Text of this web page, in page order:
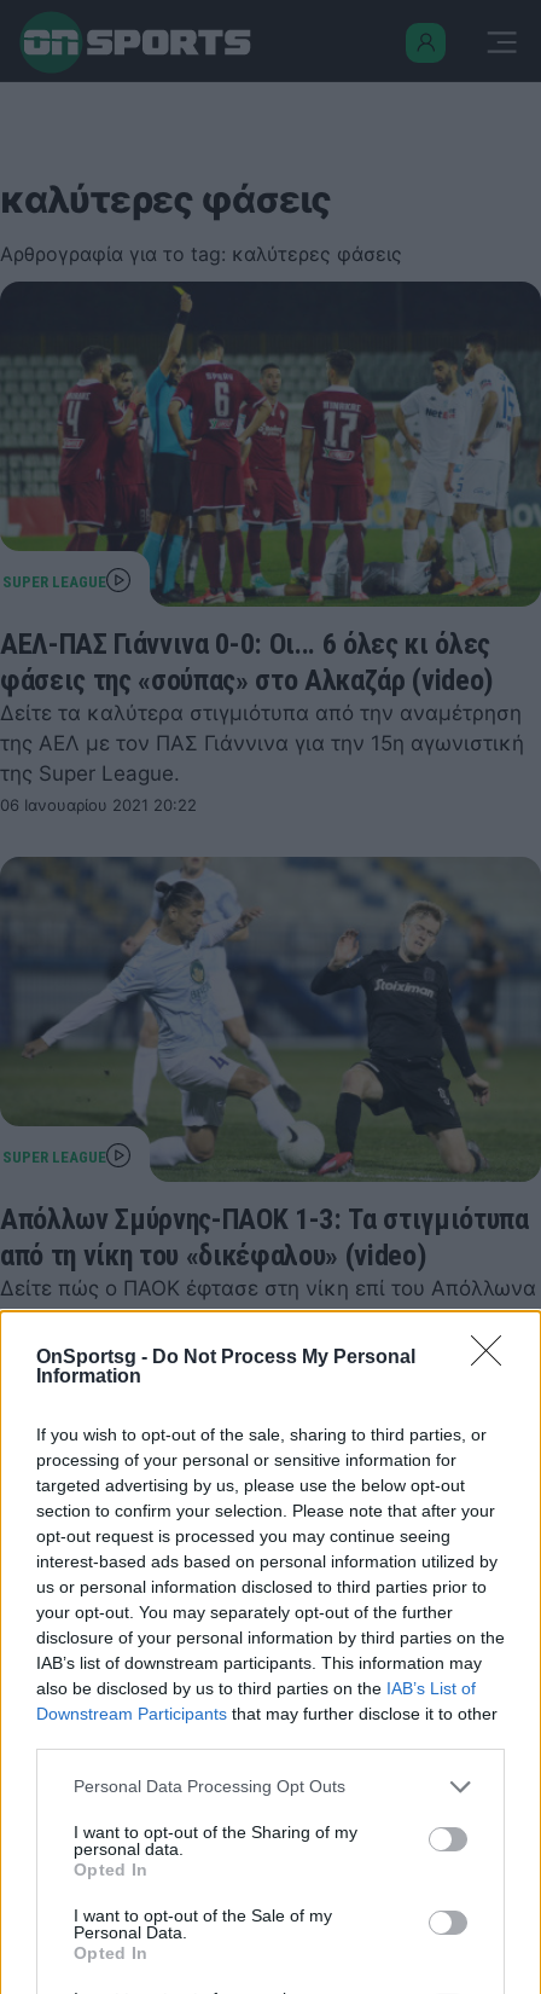
OnSportsg - Do Not Process My Personal
Information
If you wish to opt-out of the sale, sharing to third parties, or
processing of your personal or sensitive information for
targeted advertising by us, please use the below opt-out
section to confirm your selection. Please note that after your
opt-out request is processed you may continue seeing
interest-based ads based on personal information utilized by
us or personal information disclosed to third parties prior to
your opt-out. You may separately opt-out of the further
disclosure of your personal information by third parties on the
IAB’s list of downstream participants. This information may
also be disclosed by us to third parties on the IAB’s List of
Downstream Participants that may further disclose it to other
Personal Data Processing Opt Outs
I want to opt-out of the Sharing of my
personal data.
Opted In
I want to opt-out of the Sale of my
Personal Data.
Opted In
καλύτερες φάσεις
Αρθρογραφία για το tag: καλύτερες φάσεις
ΑΕΛ-ΠΑΣ Γιάννινα 0-0: Οι... 6 όλες κι όλες
φάσεις της «σούπας» στο Αλκαζάρ (video)
Δείτε τα καλύτερα στιγμιότυπα από την αναμέτρηση
της ΑΕΛ με τον ΠΑΣ Γιάννινα για την 15η αγωνιστική
της Super League.
06 Ιανουαρίου 2021 20:22
Απόλλων Σμύρνης-ΠΑΟΚ 1-3: Τα στιγμιότυπα
από τη νίκη του «δικέφαλου» (video)
Δείτε πώς ο ΠΑΟΚ έφτασε στη νίκη επί του Απόλλωνα
Σμύρνης στη Ριζούπολη - Τα γκολ, τα πέναλτι και οι
καλύτερες φάσεις
08 Νοεμβρίου 2020 22:38
Τσιτσιπάς – Τζόκοβιτς 2-3: Τα highlights του
σπουδαίου ημιτελικού (video)
την αναμέτρηση του Στέφανου Τσιτσιπά με τον Νόβακ
Τζόκοβιτς.